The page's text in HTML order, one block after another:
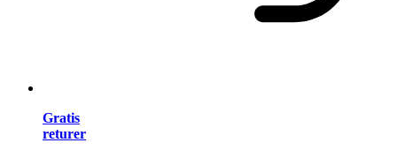
Gratis
returer